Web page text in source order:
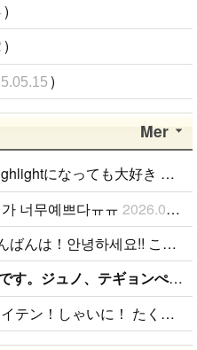
)
)
)
Mer
好き ファンになったのが、遅かったからいろんな情報が欲しいです。 highlightになっても好きな気持ちは変わりません。 メンバー全員が大好きですが、一番大好きなのはジュンヒョンです。 彼らのことたくさん知りたいです。
너무예쁘다ㅠㅠ 2026.01.09
!! こんばんは！ 日本BANAです( ˆoˆ )/ 性別、年齢、国籍関係なく BANAと仲良くしたいです！！ ちなみに、94lineゴンチャンぺんです！ コメント、メール待ってます( ˆoˆ )/안녕하세요!
韓国人の男ですが2pmのぺんです。ジュノ、テギョンぺんが特にぺんです。
ン！しゃいに！ たくさん応援します！